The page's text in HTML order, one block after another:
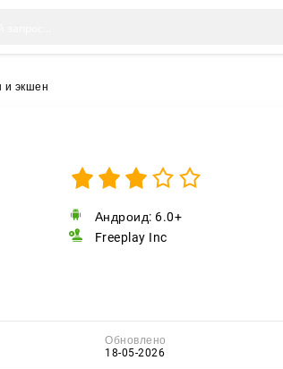
и экшен
Андроид: 6.0+
Freeplay Inc
Обновлено
18-05-2026